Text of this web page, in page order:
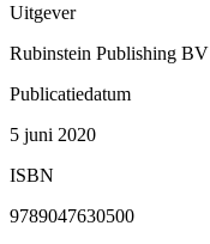
Uitgever
Rubinstein Publishing BV
Publicatiedatum
5 juni 2020
ISBN
9789047630500